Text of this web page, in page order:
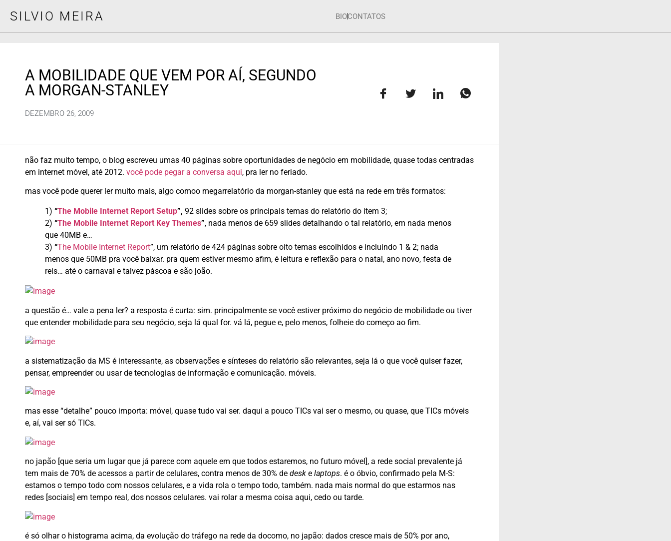
SILVIO MEIRA BIOCONTATOS
A MOBILIDADE QUE VEM POR AÍ, SEGUNDO
A MORGAN-STANLEY
DEZEMBRO 26, 2009
não faz muito tempo, o blog escreveu umas 40 páginas sobre oportunidades de negócio em mobilidade, quase todas centradas
em internet móvel, até 2012. você pode pegar a conversa aqui, pra ler no feriado.
mas você pode querer ler muito mais, algo comoo megarrelatório da morgan-stanley que está na rede em três formatos:
1) “The Mobile Internet Report Setup”, 92 slides sobre os principais temas do relatório do item 3;
2) “The Mobile Internet Report Key Themes”, nada menos de 659 slides detalhando o tal relatório, em nada menos
que 40MB e…
3) “The Mobile Internet Report”, um relatório de 424 páginas sobre oito temas escolhidos e incluindo 1 & 2; nada
menos que 50MB pra você baixar. pra quem estiver mesmo afim, é leitura e reflexão para o natal, ano novo, festa de
reis… até o carnaval e talvez páscoa e são joão.
a questão é… vale a pena ler? a resposta é curta: sim. principalmente se você estiver próximo do negócio de mobilidade ou tiver
que entender mobilidade para seu negócio, seja lá qual for. vá lá, pegue e, pelo menos, folheie do começo ao fim.
a sistematização da MS é interessante, as observações e sínteses do relatório são relevantes, seja lá o que você quiser fazer,
pensar, empreender ou usar de tecnologias de informação e comunicação. móveis.
mas esse “detalhe” pouco importa: móvel, quase tudo vai ser. daqui a pouco TICs vai ser o mesmo, ou quase, que TICs móveis
e, aí, vai ser só TICs.
no japão [que seria um lugar que já parece com aquele em que todos estaremos, no futuro móvel], a rede social prevalente já
tem mais de 70% de acessos a partir de celulares, contra menos de 30% de desk e laptops. é o óbvio, confirmado pela M-S:
estamos o tempo todo com nossos celulares, e a vida rola o tempo todo, também. nada mais normal do que estarmos nas
redes [sociais] em tempo real, dos nossos celulares. vai rolar a mesma coisa aqui, cedo ou tarde.
é só olhar o histograma acima, da evolução do tráfego na rede da docomo, no japão: dados cresce mais de 50% por ano,